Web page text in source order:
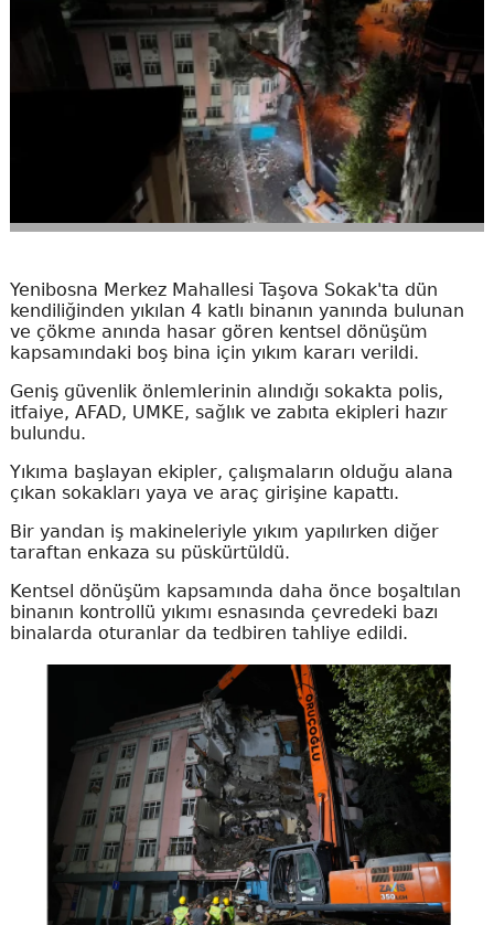
Yenibosna Merkez Mahallesi Taşova Sokak'ta dün
kendiliğinden yıkılan 4 katlı binanın yanında bulunan
ve çökme anında hasar gören kentsel dönüşüm
kapsamındaki boş bina için yıkım kararı verildi.
Geniş güvenlik önlemlerinin alındığı sokakta polis,
itfaiye, AFAD, UMKE, sağlık ve zabıta ekipleri hazır
bulundu.
Yıkıma başlayan ekipler, çalışmaların olduğu alana
çıkan sokakları yaya ve araç girişine kapattı.
Bir yandan iş makineleriyle yıkım yapılırken diğer
taraftan enkaza su püskürtüldü.
Kentsel dönüşüm kapsamında daha önce boşaltılan
binanın kontrollü yıkımı esnasında çevredeki bazı
binalarda oturanlar da tedbiren tahliye edildi.